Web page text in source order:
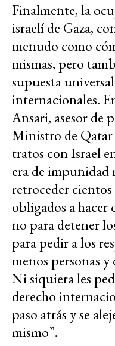
Finalmente, la
israelí de Gaza,
menudo como
mismas, pero
supuesta
internacionales.
Ansari, asesor de
Ministro de
tratos con Israel
era de impunidad
retroceder cientos
obligados a hacer
no para detener
para pedir a los
menos personas
Ni siquiera les
derecho
paso atrás y se
mismo”.